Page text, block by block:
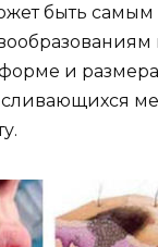
быть самым
и